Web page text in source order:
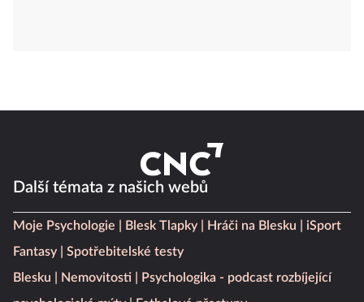
Další témata z našich webů
Moje Psychologie Blesk Tlapky Hráči na Blesku
iSport
Fantasy
Spotřebitelské testy
Blesku
Nemovitosti
Psychologika - podcast rozbíjející